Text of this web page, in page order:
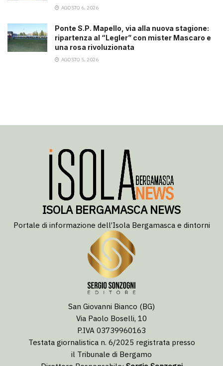
AGOSTO 6, 2026
Ponte S.P. Mapello, via alla nuova stagione:
ripartenza al “Legler” con mister Mascaro e
una rosa rivoluzionata
AGOSTO 5, 2026
ISOLA BERGAMASCA NEWS
Portale di informazione dell’Isola Bergamasca e dintorni
San Giovanni Bianco (BG)
Via Paolo Boselli, 10
P.IVA 03739960163
Testata giornalistica n. 6/2025 registrata presso
il Tribunale di Bergamo